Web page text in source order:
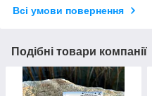
Всі умови повернення
Подібні товари компанії